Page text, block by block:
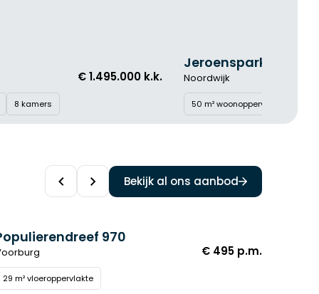
€ 299.000 k.k.
50 m² woonoppervlakte
meer Lees
Bekijk al ons aanbod
HUUR BEDRIJFSRUIMTE
970
€ 495 p.m.
29 m² vloeroppervlakte